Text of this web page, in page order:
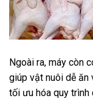
Ngoài ra, máy còn
giúp vật nuôi dễ ăn
tối ưu hóa quy trình